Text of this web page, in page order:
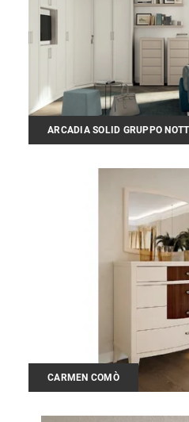
ARCADIA SOLID GRUPPO
CARMEN COMÒ